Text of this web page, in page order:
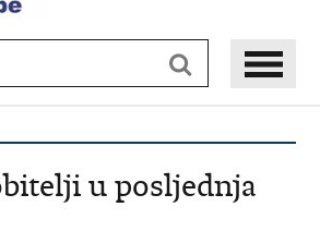
u posljednja